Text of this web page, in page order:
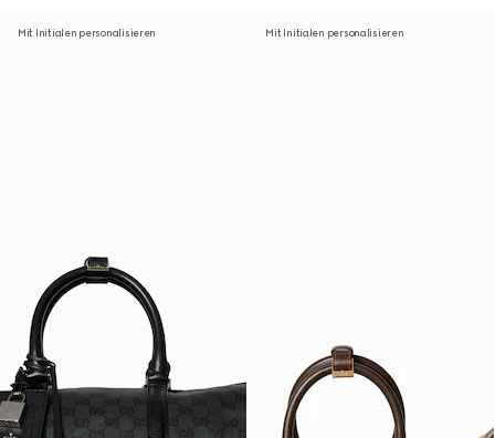
Mit Initialen personalisieren Mit Initialen personalisieren